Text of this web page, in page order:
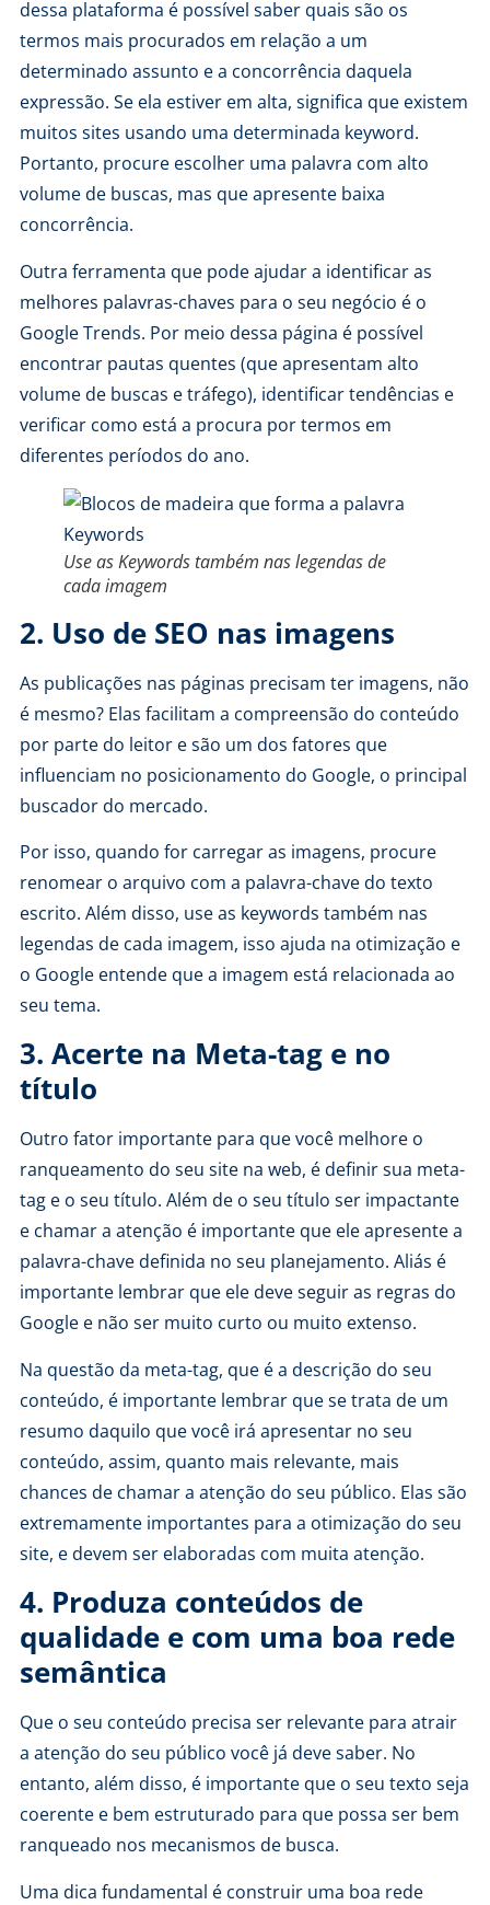
dessa plataforma é possível saber quais são os
termos mais procurados em relação a um
determinado assunto e a concorrência daquela
expressão. Se ela estiver em alta, significa que existem
muitos sites usando uma determinada keyword.
Portanto, procure escolher uma palavra com alto
volume de buscas, mas que apresente baixa
concorrência.
Outra ferramenta que pode ajudar a identificar as
melhores palavras-chaves para o seu negócio é o
Google Trends. Por meio dessa página é possível
encontrar pautas quentes (que apresentam alto
volume de buscas e tráfego), identificar tendências e
verificar como está a procura por termos em
diferentes períodos do ano.
Use as Keywords também nas legendas de
cada imagem
2. Uso de SEO nas imagens
As publicações nas páginas precisam ter imagens, não
é mesmo? Elas facilitam a compreensão do conteúdo
por parte do leitor e são um dos fatores que
influenciam no posicionamento do Google, o principal
buscador do mercado.
Por isso, quando for carregar as imagens, procure
renomear o arquivo com a palavra-chave do texto
escrito. Além disso, use as keywords também nas
legendas de cada imagem, isso ajuda na otimização e
o Google entende que a imagem está relacionada ao
seu tema.
3. Acerte na Meta-tag e no
título
Outro fator importante para que você melhore o
ranqueamento do seu site na web, é definir sua meta-
tag e o seu título. Além de o seu título ser impactante
e chamar a atenção é importante que ele apresente a
palavra-chave definida no seu planejamento. Aliás é
importante lembrar que ele deve seguir as regras do
Google e não ser muito curto ou muito extenso.
Na questão da meta-tag, que é a descrição do seu
conteúdo, é importante lembrar que se trata de um
resumo daquilo que você irá apresentar no seu
conteúdo, assim, quanto mais relevante, mais
chances de chamar a atenção do seu público. Elas são
extremamente importantes para a otimização do seu
site, e devem ser elaboradas com muita atenção.
4. Produza conteúdos de
qualidade e com uma boa rede
semântica
Que o seu conteúdo precisa ser relevante para atrair
a atenção do seu público você já deve saber. No
entanto, além disso, é importante que o seu texto seja
coerente e bem estruturado para que possa ser bem
ranqueado nos mecanismos de busca.
Uma dica fundamental é construir uma boa rede